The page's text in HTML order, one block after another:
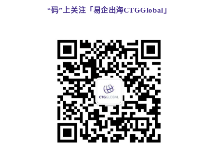
“码”上关注「易企出海CTGGlobal」